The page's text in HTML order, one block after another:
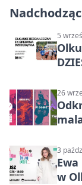
5
26
3
w